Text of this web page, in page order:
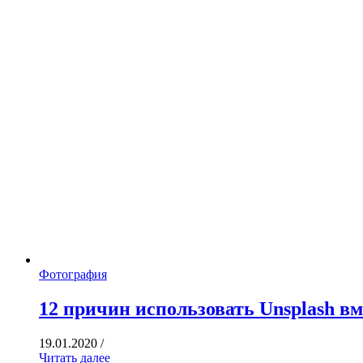
Фотография
12 причин использовать Unsplash
19.01.2020 /
Читать далее